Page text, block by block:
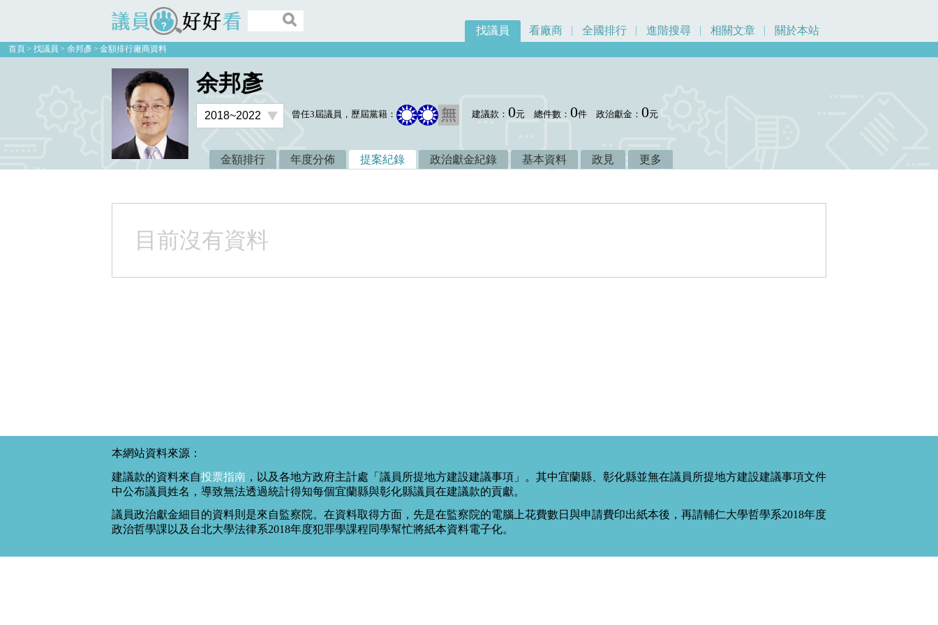
議員好好看
找議員 看廠商 全國排行 進階搜尋 相關文章 關於本站
首頁 找議員 余邦彥 金額排行廠商資料
余邦彥
曾任3屆議員，歷屆黨籍： 建議款：0元 總件數：0件 政治獻金：0元
金額排行 年度分佈 提案紀錄 政治獻金紀錄 基本資料 政見 更多
目前沒有資料
本網站資料來源：
建議款的資料來自投票指南 ，以及各地方政府主計處「議員所提地方建設建議事項」。其中宜蘭縣、彰化縣並無在議員所提地方建設建議事項文件
中公布議員姓名，導致無法透過統計得知每個宜蘭縣與彰化縣議員在建議款的貢獻。
議員政治獻金細目的資料則是來自監察院。在資料取得方面，先是在監察院的電腦上花費數日與申請費印出紙本後，再請輔仁大學哲學系2018年度
政治哲學課以及台北大學法律系2018年度犯罪學課程同學幫忙將紙本資料電子化。